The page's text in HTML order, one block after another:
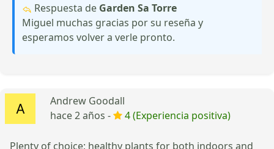
Respuesta de Garden Sa Torre
Miguel muchas gracias por su reseña y
esperamos volver a verle pronto.
Andrew Goodall
hace 2 años -
4 (Experiencia positiva)
Plenty of choice; healthy plants for both indoors and